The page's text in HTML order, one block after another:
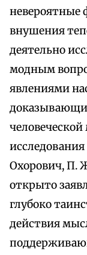
невероятные
внушения
деятельно
модным
явлениями
Охорович, П.
открыто
глубоко
действия